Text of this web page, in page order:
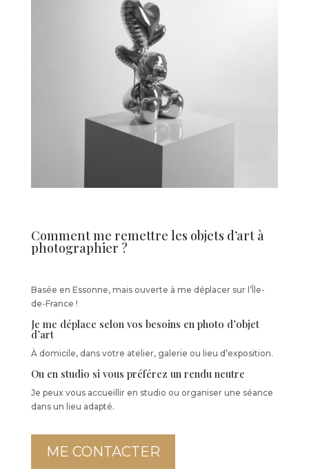
Comment me remettre les objets d’art à
photographier ?
Basée en Essonne, mais ouverte à me déplacer sur l’Île-
de-France !
Je me déplace selon vos besoins en photo d’objet
d’art
À domicile, dans votre atelier, galerie ou lieu d’exposition.
Ou en studio si vous préférez un rendu neutre
Je peux vous accueillir en studio ou organiser une séance
dans un lieu adapté.
ME CONTACTER